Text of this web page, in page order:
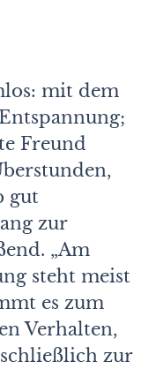
mit dem
Freund
gut
zur
„Am
steht meist
es zum
Verhalten,
zur